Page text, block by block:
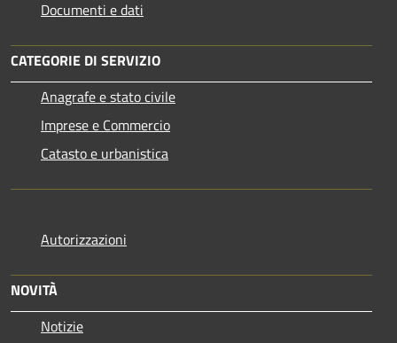
Documenti e dati
CATEGORIE DI SERVIZIO
Anagrafe e stato civile
Imprese e Commercio
Catasto e urbanistica
Autorizzazioni
NOVITÀ
Notizie